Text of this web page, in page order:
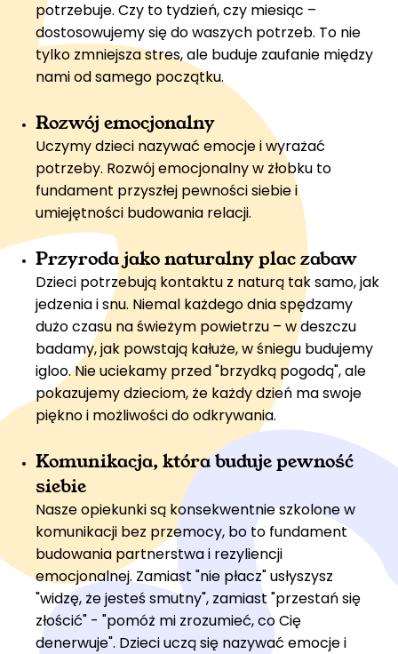
potrzebuje. Czy to tydzień, czy miesiąc –
dostosowujemy się do waszych potrzeb. To nie
tylko zmniejsza stres, ale buduje zaufanie między
nami od samego początku.
Rozwój emocjonalny
Uczymy dzieci nazywać emocje i wyrażać
potrzeby. Rozwój emocjonalny w żłobku to
fundament przyszłej pewności siebie i
umiejętności budowania relacji.
Przyroda jako naturalny plac zabaw
Dzieci potrzebują kontaktu z naturą tak samo, jak
jedzenia i snu. Niemal każdego dnia spędzamy
dużo czasu na świeżym powietrzu – w deszczu
badamy, jak powstają kałuże, w śniegu budujemy
igloo. Nie uciekamy przed "brzydką pogodą", ale
pokazujemy dzieciom, że każdy dzień ma swoje
piękno i możliwości do odkrywania.
Komunikacja, która buduje pewność
siebie
Nasze opiekunki są konsekwentnie szkolone w
komunikacji bez przemocy, bo to fundament
budowania partnerstwa i rezyliencji
emocjonalnej. Zamiast "nie płacz" usłyszysz
"widzę, że jesteś smutny", zamiast "przestań się
złościć" - "pomóż mi zrozumieć, co Cię
denerwuje". Dzieci uczą się nazywać emocje i